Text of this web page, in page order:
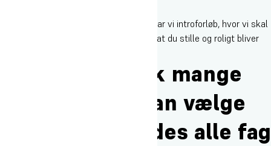
De første to uger af dit højskoleforløb har vi introforløb, hvor vi skal
lære hinanden at kende, samtidig med, at du stille og roligt bliver
Der er godt nok mange
valgfag, man kan vælge
imellem. Udbydes alle fag